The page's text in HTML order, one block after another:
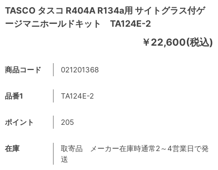
TASCO タスコ R404A R134a用 サイトグラス付ゲ
ージマニホールドキット TA124E-2
￥22,600(税込)
商品コード 021201368
品番1 TA124E-2
ポイント 205
在庫
取寄品 メーカー在庫時通常2～4営業日で発
送